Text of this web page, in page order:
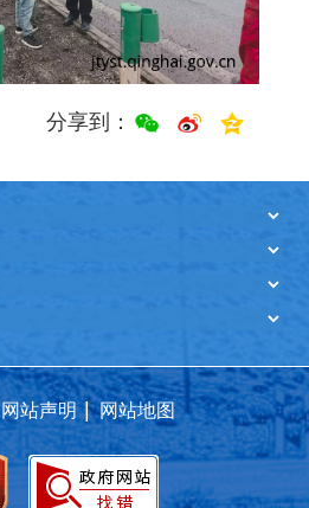
分享到：
网站声明 | 网站地图